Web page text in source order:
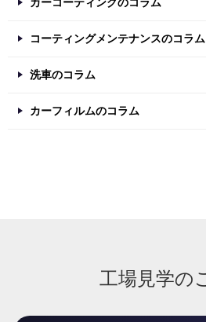
コーティングメンテナンスのコラム
洗車のコラム
カーフィルムのコラム
工場見学の